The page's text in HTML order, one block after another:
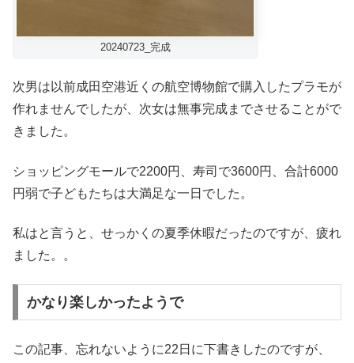
20240723_完成
次男は以前成田空港近くの航空博物館で購入したプラモが
作れませんでしたが、次女は無事完成までさせることがで
きました。
ショッピングモールで2200円、寿司で3600円、合計6000
円弱で子どもたちは大満足な一日でした。
私はと言うと、せっかくの夏季休暇だったのですが、疲れ
ました。。
かなり楽しかったようで
この記事、忘れないように22日に下書きしたのですが、